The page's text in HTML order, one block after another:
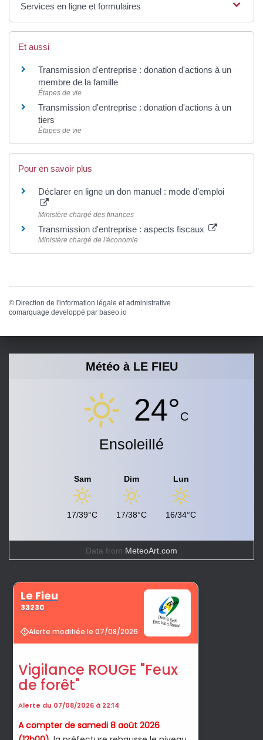
Services en ligne et formulaires
Et aussi
Transmission d'entreprise : donation d'actions à un
membre de la famille
Étapes de vie
Transmission d'entreprise : donation d'actions à un
tiers
Étapes de vie
Pour en savoir plus
Déclarer en ligne un don manuel : mode d'emploi
Ministère chargé des finances
Transmission d'entreprise : aspects fiscaux
Ministère chargé de l'économie
© Direction de l'information légale et administrative
comarquage developpé par baseo.io
Météo à LE FIEU
24°C
Ensoleillé
Sam
17/39°C
Dim
17/38°C
Lun
16/34°C
Data from MeteoArt.com